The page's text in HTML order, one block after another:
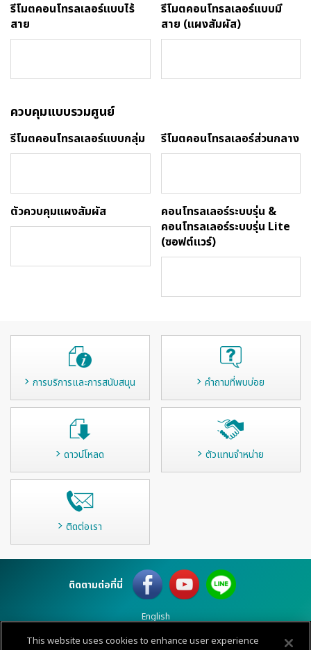
รีโมตคอนโทรลเลอร์แบบไร้
สาย
รีโมตคอนโทรลเลอร์แบบมี
สาย (แผงสัมผัส)
ควบคุมแบบรวมศูนย์
รีโมตคอนโทรลเลอร์แบบกลุ่ม รีโมตคอนโทรลเลอร์ส่วนกลาง
ตัวควบคุมแผงสัมผัส
คอนโทรลเลอร์ระบบรุ่น &
คอนโทรลเลอร์ระบบรุ่น Lite
(ซอฟต์แวร์)
การบริการและการสนับสนุน คำถามที่พบบ่อย
ดาวน์โหลด ตัวแทนจำหน่าย
ติดต่อเรา
ติดตามต่อที่นี่
English
This website uses cookies to enhance user experience